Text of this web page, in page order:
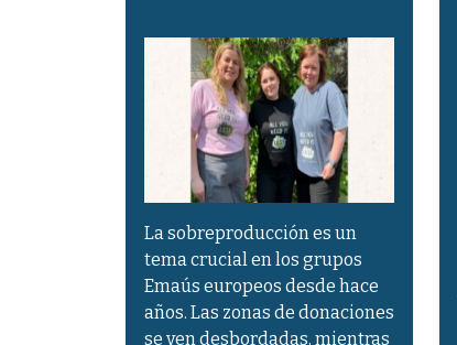
La sobreproducción es un
tema crucial en los grupos
Emaús europeos desde hace
años. Las zonas de donaciones
se ven desbordadas, mientras